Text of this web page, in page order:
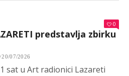
0
predstavlja zbirku
20/07/2026
sat u Art radionici Lazareti